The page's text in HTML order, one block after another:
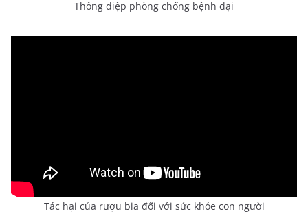
i
d
Thông điệp phòng chống bệnh dại
Tác hại của rượu bia đối với sức khỏe con người